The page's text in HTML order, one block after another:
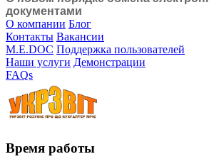
документами
О компании Блог
Контакты Вакансии
M.E.DOC Поддержка пользователей
Наши услуги Демонстрации
FAQs
Время работы